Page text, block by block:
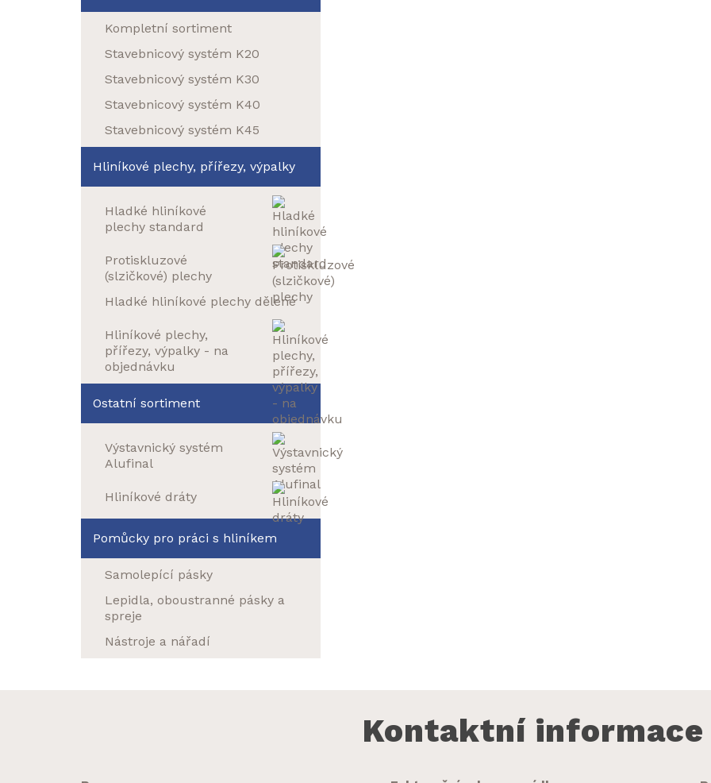
Kompletní sortiment
Stavebnicový systém K20
Stavebnicový systém K30
Stavebnicový systém K40
Stavebnicový systém K45
Hliníkové plechy, přířezy, výpalky
Hladké hliníkové
plechy standard
Protiskluzové
(slzičkové) plechy
Hladké hliníkové plechy dělené
Hliníkové plechy,
přířezy, výpalky - na
objednávku
Ostatní sortiment
Výstavnický systém
Alufinal
Hliníkové dráty
Pomůcky pro práci s hliníkem
Samolepící pásky
Lepidla, oboustranné pásky a
spreje
Nástroje a nářadí
Kontaktní informace